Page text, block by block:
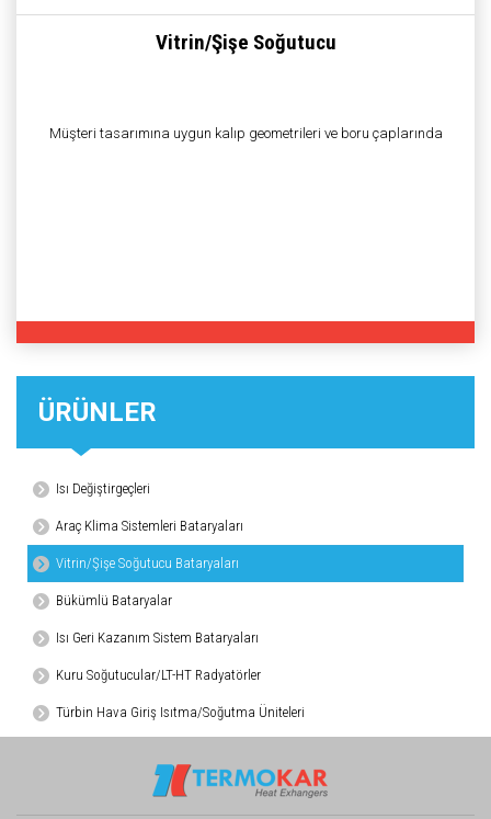
Vitrin/Şişe Soğutucu
Müşteri tasarımına uygun kalıp geometrileri ve boru çaplarında
ÜRÜNLER
Isı Değiştirgeçleri
Araç Klima Sistemleri Bataryaları
Vitrin/Şişe Soğutucu Bataryaları
Bükümlü Bataryalar
Isı Geri Kazanım Sistem Bataryaları
Kuru Soğutucular/LT-HT Radyatörler
Türbin Hava Giriş Isıtma/Soğutma Üniteleri